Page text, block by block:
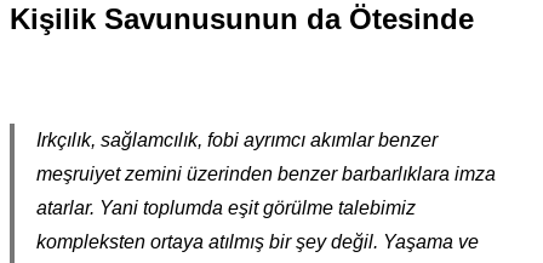
Kişilik Savunusunun da Ötesinde
Irkçılık, sağlamcılık, fobi ayrımcı akımlar benzer
meşruiyet zemini üzerinden benzer barbarlıklara imza
atarlar. Yani toplumda eşit görülme talebimiz
kompleksten ortaya atılmış bir şey değil. Yaşama ve